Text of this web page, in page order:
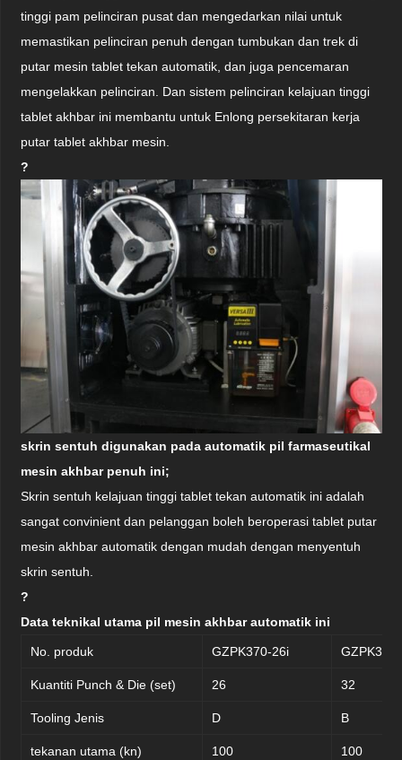
tinggi pam pelinciran pusat dan mengedarkan nilai untuk
memastikan pelinciran penuh dengan tumbukan dan trek di
putar mesin tablet tekan automatik, dan juga pencemaran
mengelakkan pelinciran. Dan sistem pelinciran kelajuan tinggi
tablet akhbar ini membantu untuk Enlong persekitaran kerja
putar tablet akhbar mesin.
?
skrin sentuh digunakan pada automatik pil farmaseutikal
mesin akhbar penuh ini;
Skrin sentuh kelajuan tinggi tablet tekan automatik ini adalah
sangat convinient dan pelanggan boleh beroperasi tablet putar
mesin akhbar automatik dengan mudah dengan menyentuh
skrin sentuh.
?
Data teknikal utama pil mesin akhbar automatik ini
No. produk GZPK370-26i
Kuantiti Punch & Die (set) 26 32
Tooling Jenis D B
tekanan utama (kn) 100 100